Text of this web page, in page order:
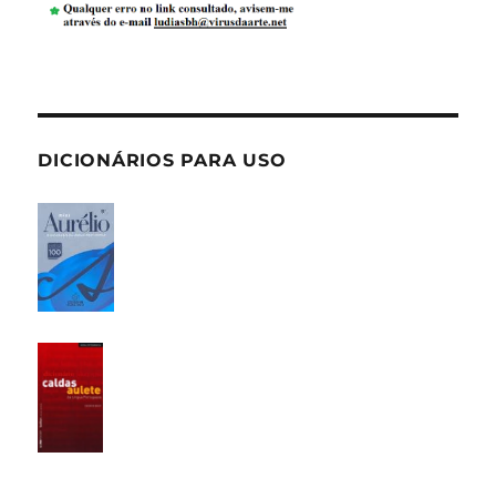
DICIONÁRIOS PARA USO